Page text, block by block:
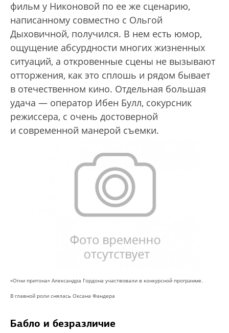
фильм у Никоновой по ее же сценарию,
написанному совместно с Ольгой
Дыховичной, получился. В нем есть юмор,
ощущение абсурдности многих жизненных
ситуаций, а откровенные сцены не вызывают
отторжения, как это сплошь и рядом бывает
в отечественном кино. Отдельная большая
удача — оператор Ибен Булл, сокурсник
режиссера, с очень достоверной
и современной манерой съемки.
«Огни притона» Александра Гордона участвовали в конкурсной программе.
В главной роли снялась Оксана Фандера
Бабло и безразличие